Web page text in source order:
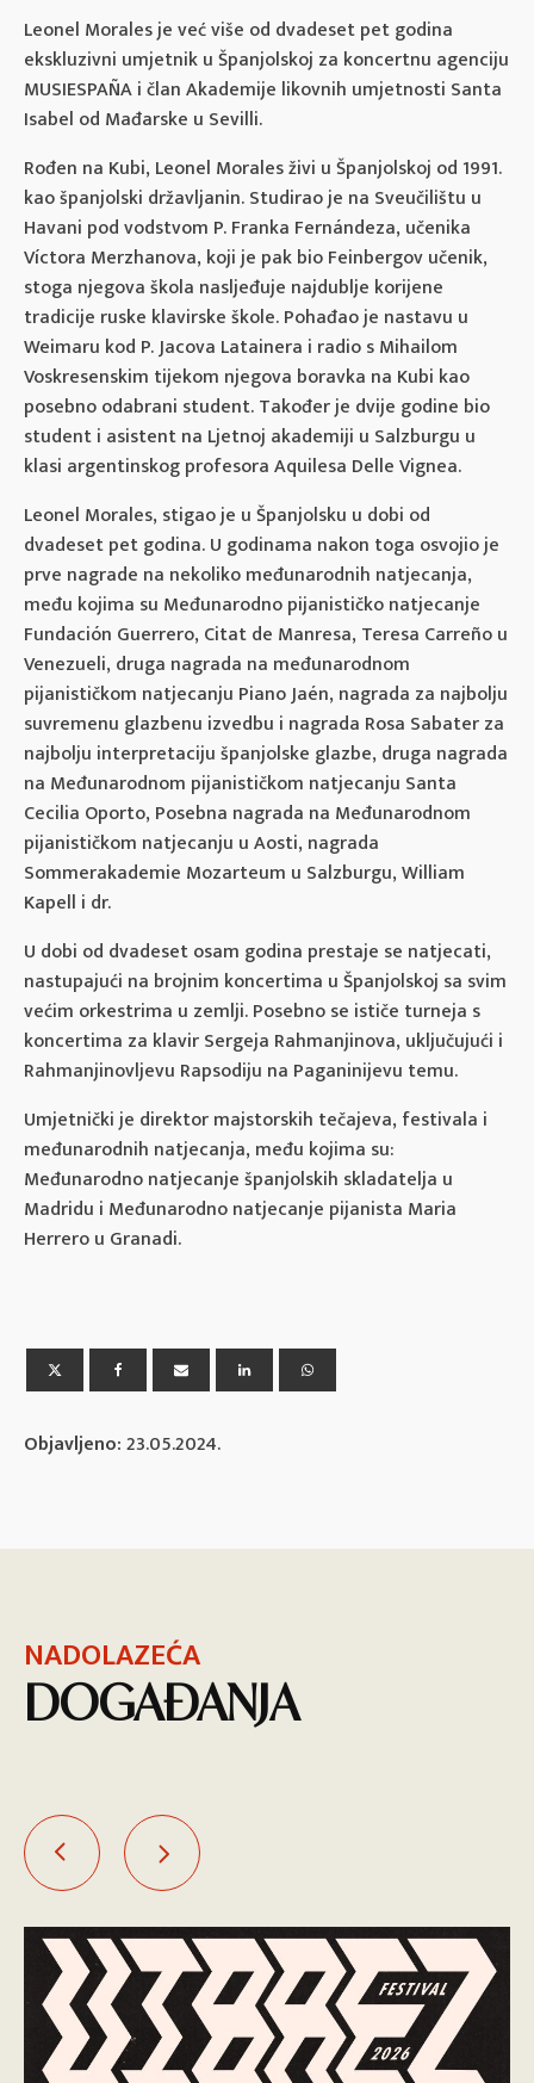
Leonel Morales je već više od dvadeset pet godina
ekskluzivni umjetnik u Španjolskoj za koncertnu agenciju
MUSIESPAÑA i član Akademije likovnih umjetnosti Santa
Isabel od Mađarske u Sevilli.
Rođen na Kubi, Leonel Morales živi u Španjolskoj od 1991.
kao španjolski državljanin. Studirao je na Sveučilištu u
Havani pod vodstvom P. Franka Fernándeza, učenika
Víctora Merzhanova, koji je pak bio Feinbergov učenik,
stoga njegova škola nasljeđuje najdublje korijene
tradicije ruske klavirske škole. Pohađao je nastavu u
Weimaru kod P. Jacova Latainera i radio s Mihailom
Voskresenskim tijekom njegova boravka na Kubi kao
posebno odabrani student. Također je dvije godine bio
student i asistent na Ljetnoj akademiji u Salzburgu u
klasi argentinskog profesora Aquilesa Delle Vignea.
Leonel Morales, stigao je u Španjolsku u dobi od
dvadeset pet godina. U godinama nakon toga osvojio je
prve nagrade na nekoliko međunarodnih natjecanja,
među kojima su Međunarodno pijanističko natjecanje
Fundación Guerrero, Citat de Manresa, Teresa Carreño u
Venezueli, druga nagrada na međunarodnom
pijanističkom natjecanju Piano Jaén, nagrada za najbolju
suvremenu glazbenu izvedbu i nagrada Rosa Sabater za
najbolju interpretaciju španjolske glazbe, druga nagrada
na Međunarodnom pijanističkom natjecanju Santa
Cecilia Oporto, Posebna nagrada na Međunarodnom
pijanističkom natjecanju u Aosti, nagrada
Sommerakademie Mozarteum u Salzburgu, William
Kapell i dr.
U dobi od dvadeset osam godina prestaje se natjecati,
nastupajući na brojnim koncertima u Španjolskoj sa svim
većim orkestrima u zemlji. Posebno se ističe turneja s
koncertima za klavir Sergeja Rahmanjinova, uključujući i
Rahmanjinovljevu Rapsodiju na Paganinijevu temu.
Umjetnički je direktor majstorskih tečajeva, festivala i
međunarodnih natjecanja, među kojima su:
Međunarodno natjecanje španjolskih skladatelja u
Madridu i Međunarodno natjecanje pijanista Maria
Herrero u Granadi.
Objavljeno:23.05.2024.
NADOLAZEĆA
DOGAĐANJA